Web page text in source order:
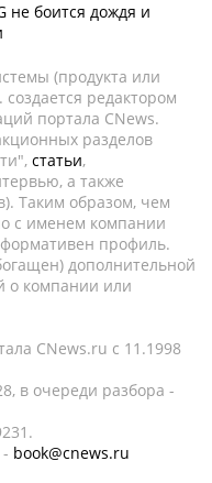
не боится дождя и
(продукта или
редактором
портала CNews.
разделов
статьи,
а также
Таким образом, чем
с именем компании
профиль.
дополнительной
о компании или
CNews.ru c 11.1998
в очереди разбора -
book@cnews.ru